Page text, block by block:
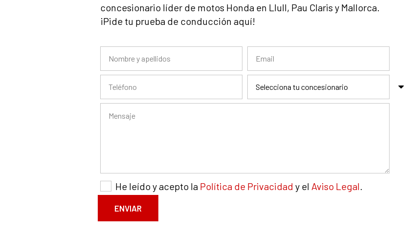
concesionario líder de motos Honda en Llull, Pau Claris y Mallorca.
¡Pide tu prueba de conducción aquí!
He leído y acepto la Política de Privacidad y el Aviso Legal.